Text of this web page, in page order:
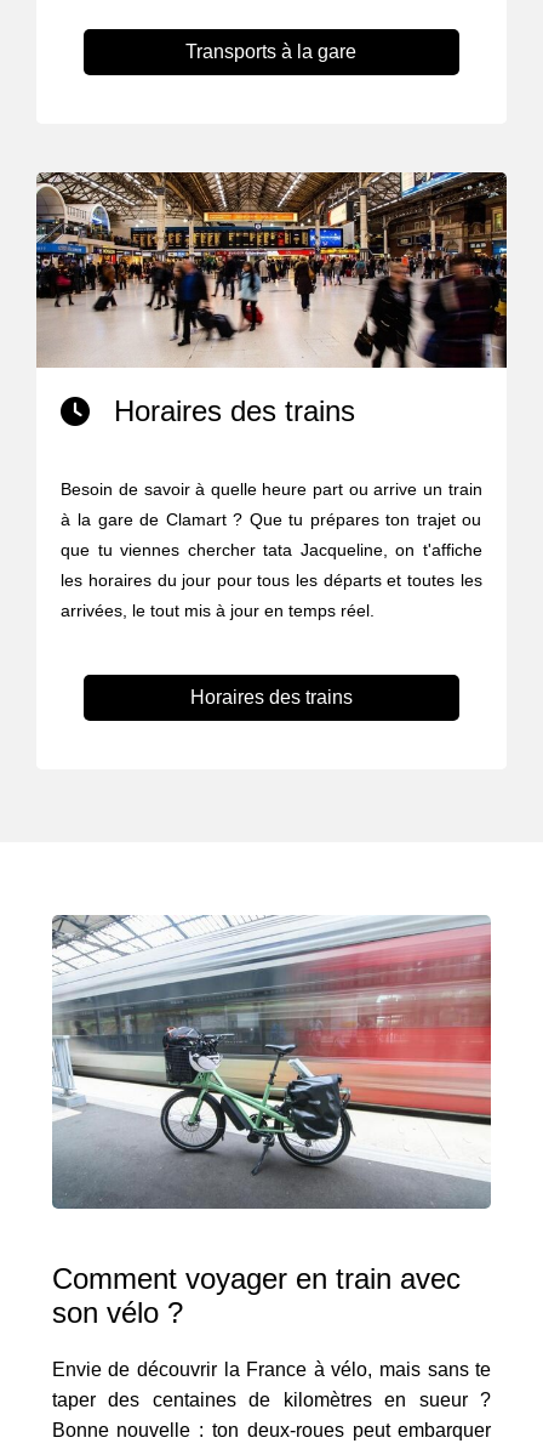
Transports à la gare
Horaires des trains
Besoin de savoir à quelle heure part ou arrive un train
à la gare de Clamart ? Que tu prépares ton trajet ou
que tu viennes chercher tata Jacqueline, on t'affiche
les horaires du jour pour tous les départs et toutes les
arrivées, le tout mis à jour en temps réel.
Horaires des trains
Comment voyager en train avec
son vélo ?
Envie de découvrir la France à vélo, mais sans te
taper des centaines de kilomètres en sueur ?
Bonne nouvelle : ton deux-roues peut embarquer